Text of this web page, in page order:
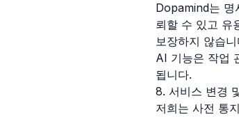
Dopamind는 명
뢰할 수 있고 유
보장하지 않습니
AI 기능은 작업
됩니다.
8. 서비스 변경
저희는 사전 통